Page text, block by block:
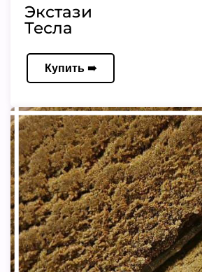
Экстази
Тесла
Купить ➠